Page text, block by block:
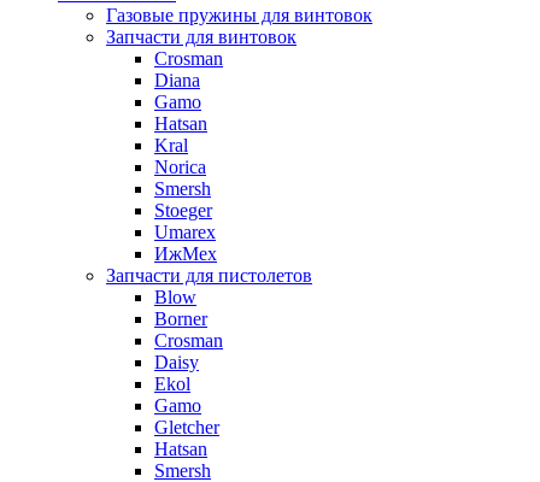
Газовые пружины для винтовок
Запчасти для винтовок
Crosman
Diana
Gamo
Hatsan
Kral
Norica
Smersh
Stoeger
Umarex
ИжМех
Запчасти для пистолетов
Blow
Borner
Crosman
Daisy
Ekol
Gamo
Gletcher
Hatsan
Smersh